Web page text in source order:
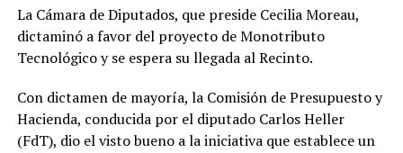
La Cámara de Diputados, que preside Cecilia Moreau,
dictaminó a favor del proyecto de Monotributo
Tecnológico y se espera su llegada al Recinto.
Con dictamen de mayoría, la Comisión de Presupuesto y
Hacienda, conducida por el diputado Carlos Heller
(FdT), dio el visto bueno a la iniciativa que establece un